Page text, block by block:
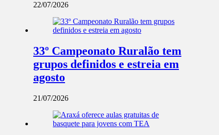
22/07/2026
33º Campeonato Ruralão tem
grupos definidos e estreia em
agosto
21/07/2026